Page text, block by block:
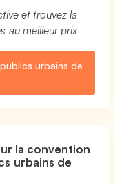
et trouvez la
au meilleur prix
urbains de
la convention
urbains de